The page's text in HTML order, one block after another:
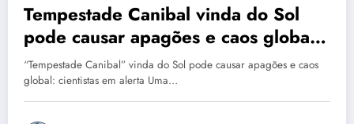
Tempestade Canibal vinda do Sol
pode causar apagões e caos global:
cientistas em alerta
“Tempestade Canibal” vinda do Sol pode causar apagões e caos
global: cientistas em alerta Uma…